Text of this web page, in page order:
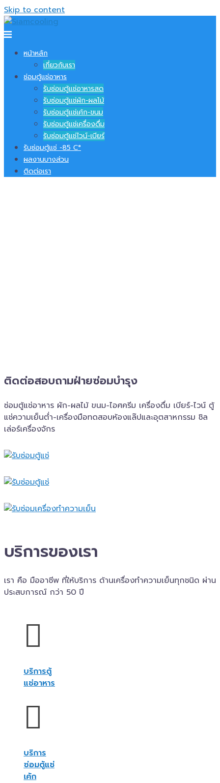
Skip to content
หน้าหลัก
เกี่ยวกับเรา
ซ่อมตู้แช่อาหาร
รับซ่อมตู้แช่อาหารสด
รับซ่อมตู้แช่ผัก-ผลไม้
รับซ่อมตู้แช่เค้ก-ขนม
รับซ่อมตู้แช่เครื่องดื่ม
รับซ่อมตู้แช่ไวน์-เบียร์
รับซ่อมตู้แช่ -​85 C°
ผลงานบางส่วน
ติดต่อเรา
ติดต่อสอบถาม​ฝ่ายซ่อมบำรุง
ซ่อมตู้แช่อาหาร ผัก-ผลไม้ ขนม-ไอศครีม เครื่องดื่ม เบียร์-ไวน์ ตู้
แช่ความเย็นต่ำ-เครื่องมือทดสอบห้องแล๊ปและอุตสาหกรรม ชิล
เล่อร์เครื่อง​จักร
บริการของเรา
เรา คือ มืออาชีพ ที่ให้บริการ ด้านเครื่องทำความเย็นทุกชนิด ผ่าน
ประสบการณ์ กว่า 50 ปี
บริการตู้
แช่อาหาร
บริการ
ซ่อมตู้แช่
เค้ก